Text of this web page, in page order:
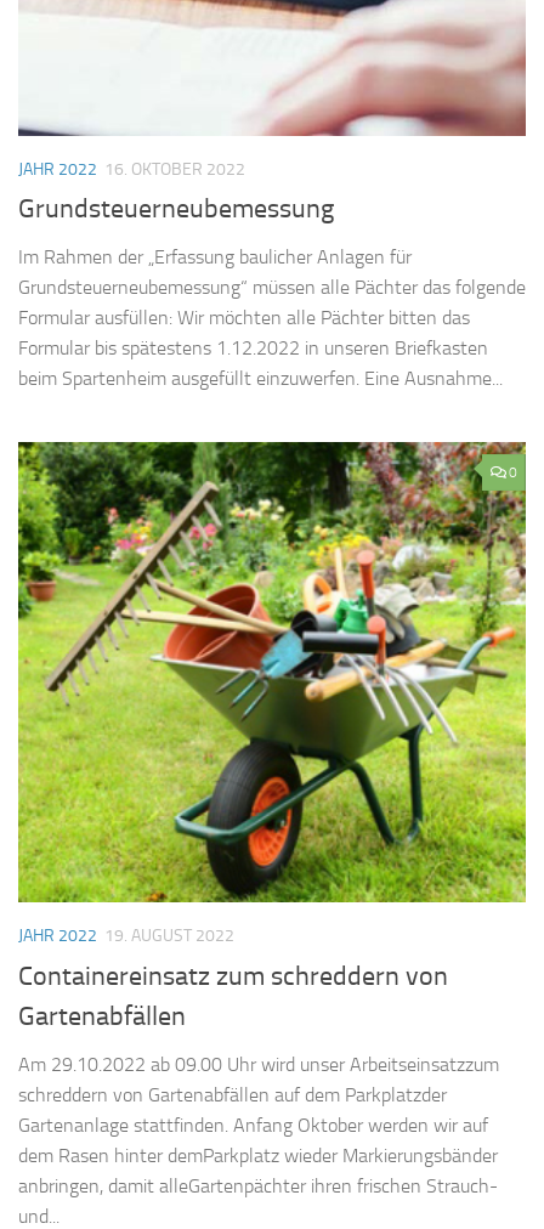
JAHR 2022 16. OKTOBER 2022
Grundsteuerneubemessung
Im Rahmen der „Erfassung baulicher Anlagen für
Grundsteuerneubemessung“ müssen alle Pächter das folgende
Formular ausfüllen: Wir möchten alle Pächter bitten das
Formular bis spätestens 1.12.2022 in unseren Briefkasten
beim Spartenheim ausgefüllt einzuwerfen. Eine Ausnahme...
0
JAHR 2022 19. AUGUST 2022
Containereinsatz zum schreddern von
Gartenabfällen
Am 29.10.2022 ab 09.00 Uhr wird unser Arbeitseinsatzzum
schreddern von Gartenabfällen auf dem Parkplatzder
Gartenanlage stattfinden. Anfang Oktober werden wir auf
dem Rasen hinter demParkplatz wieder Markierungsbänder
anbringen, damit alleGartenpächter ihren frischen Strauch-
und...